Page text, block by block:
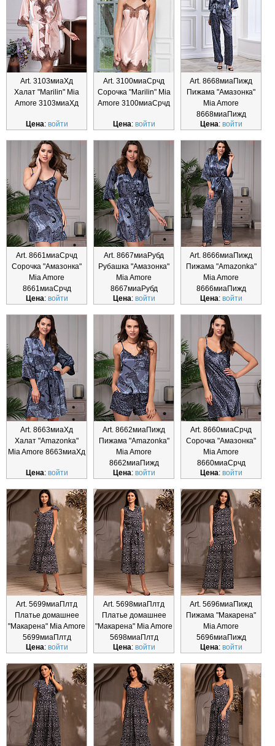
Art. 3103миаХд
Халат "Marilin" Mia
Amore 3103миаХд
Цена: войти
Art. 3100миаСрчд
Сорочка "Marilin" Mia
Amore 3100миаСрчд
Цена: войти
Art. 8668миаПижд
Пижама "Амазонка"
Mia Amore
8668миаПижд
Цена: войти
Art. 8661миаСрчд
Сорочка "Амазонка"
Mia Amore
8661миаСрчд
Цена: войти
Art. 8667миаРубд
Рубашка "Амазонка"
Mia Amore
8667миаРубд
Цена: войти
Art. 8666миаПижд
Пижама "Amazonka"
Mia Amore
8666миаПижд
Цена: войти
Art. 8663миаХд
Халат "Amazonka"
Mia Amore 8663миаХд
Цена: войти
Art. 8662миаПижд
Пижама "Amazonka"
Mia Amore
8662миаПижд
Цена: войти
Art. 8660миаСрчд
Сорочка "Амазонка"
Mia Amore
8660миаСрчд
Цена: войти
Art. 5699миаПлтд
Платье домашнее
"Макарена" Mia Amore
5699миаПлтд
Цена: войти
Art. 5698миаПлтд
Платье домашнее
"Макарена" Mia Amore
5698миаПлтд
Цена: войти
Art. 5696миаПижд
Пижама "Макарена"
Mia Amore
5696миаПижд
Цена: войти